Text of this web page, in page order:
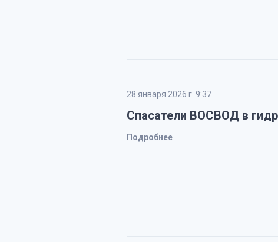
28 января 2026 г. 9:37
Спасатели ВОСВОД в
Подробнее